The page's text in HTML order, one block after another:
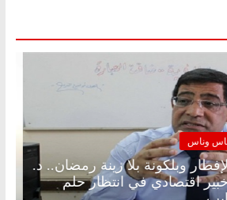
ناس وناس
وبلكونة بلا زينة رمضان.. د.
خبير اقتصادي في انتظار حلم